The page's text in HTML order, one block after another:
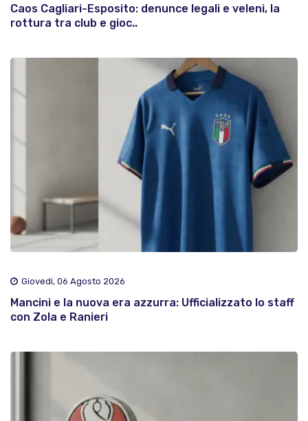
Caos Cagliari-Esposito: denunce legali e veleni, la
rottura tra club e gioc..
Giovedì, 06 Agosto 2026
Mancini e la nuova era azzurra: Ufficializzato lo staff
con Zola e Ranieri